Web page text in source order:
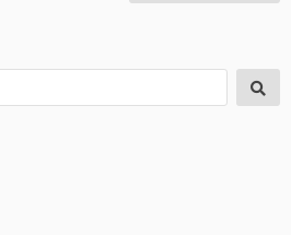
索